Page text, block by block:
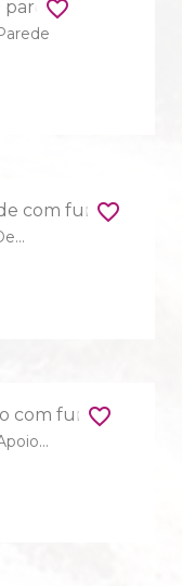
favorite_border
favorite_border
favorite_border